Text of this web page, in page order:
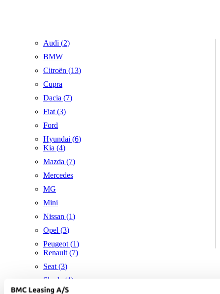
Audi (2)
BMW
Citroën (13)
Cupra
Dacia (7)
Fiat (3)
Ford
Hyundai (6)
Kia (4)
Mazda (7)
Mercedes
MG
Mini
Nissan (1)
Opel (3)
Peugeot (1)
Renault (7)
Seat (3)
Skoda (1)